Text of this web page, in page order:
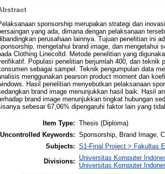
sponsorship merupakan strategi dan
yang ada, dimana dengan pelaksanaan
perusahaan lainnya. Tujuan penelitian ini
mengetahui brand image, dan mengetahui
Clothing Linecoltd. Metode penelitian yang
Populasi penelitian berjumlah 400, dan teknik
sebagai sampel. Teknik pengumpulan data
menggunakan pearson product moment dan
Hasil penelitian menyebutkan pelaksanaan
brand image menunjukkan hasil baik. Hasil
brand image menunjukkan tingkat hubungan
sebesar 67,06% dipengaruhi faktor lain yang
Item Type: Thesis (Diploma)
Uncontrolled Keywords: Sponsorship, Brand Image,
Subjects: S1-Final Project > Fakultas
Divisions:
Universitas Komputer
Universitas Komputer